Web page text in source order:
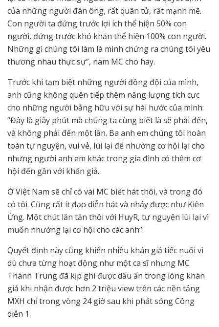
của những người đàn ông, rất quân tử, rất mạnh mẽ.
Con người ta đứng trước lợi ích thể hiện 50% con
người, đứng trước khó khăn thể hiện 100% con người.
Những gì chúng tôi làm là minh chứng ra chúng tôi yêu
thương nhau thực sự”, nam MC cho hay.
Trước khi tạm biệt những người đồng đội của mình,
anh cũng không quên tiếp thêm năng lượng tích cực
cho những người bằng hữu với sự hài hước của mình:
“Đây là giây phút mà chúng ta cùng biết là sẽ phải đến,
và không phải đến một lần. Ba anh em chúng tôi hoàn
toàn tự nguyện, vui vẻ, lùi lại để nhường cơ hội lại cho
nhưng người anh em khác trong gia đình có thêm cơ
hội đến gần với khán giả.
Ở Việt Nam sẽ chỉ có vài MC biết hát thôi, và trong đó
có tôi. Cũng rất ít đạo diễn hát và nhảy được như Kiên
Ứng. Một chút lăn tăn thôi với HuyR, tự nguyện lùi lại vì
muốn nhường lại cơ hội cho các anh”.
Quyết định này cũng khiến nhiều khán giả tiếc nuối vì
dù chưa từng hoạt động như một ca sĩ nhưng MC
Thành Trung đã kịp ghi được dấu ấn trong lòng khán
giả khi nhận được hơn 2 triệu view trên các nền tảng
MXH chỉ trong vòng 24 giờ sau khi phát sóng Công
diễn 1.